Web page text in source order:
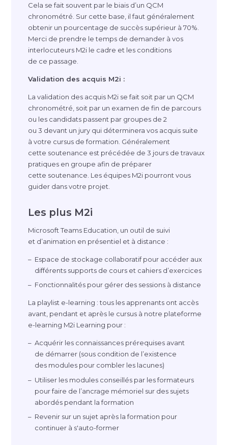
Cela se fait souvent par le biais d’un QCM
chronométré. Sur cette base, il faut généralement
obtenir un pourcentage de succès supérieur à 70%.
Merci de prendre le temps de demander à vos
interlocuteurs M2i le cadre et les conditions
de ce passage.
Validation des acquis M2i :
La validation des acquis M2i se fait soit par un QCM
chronométré, soit par un examen de fin de parcours
ou les candidats passent par groupes de 2
ou 3 devant un jury qui déterminera vos acquis suite
à votre cursus de formation. Généralement
cette soutenance est précédée de 3 jours de travaux
pratiques en groupe afin de préparer
cette soutenance. Les équipes M2i pourront vous
guider dans votre projet.
Les plus M2i
Microsoft Teams Education, un outil de suivi
et d’animation en présentiel et à distance :
Espace de stockage collaboratif pour accéder aux
différents supports de cours et cahiers d’exercices
Fonctionnalités pour gérer des sessions à distance
La playlist e-learning : tous les apprenants ont accès
avant, pendant et après le cursus à notre plateforme
e-learning M2i Learning pour :
Acquérir les connaissances prérequises avant
de démarrer (sous condition de l’existence
des modules pour combler les lacunes)
Utiliser les modules conseillés par les formateurs
pour faire de l’ancrage mémoriel sur des sujets
abordés pendant la formation
Revenir sur un sujet après la formation pour
continuer à s'auto-former